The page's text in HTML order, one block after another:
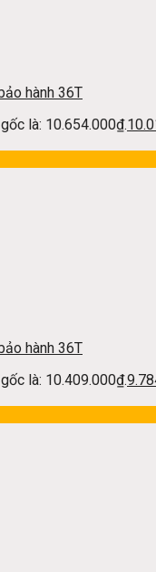
hành 36T
là: 10.654.000₫.
hành 36T
là: 10.409.000₫.